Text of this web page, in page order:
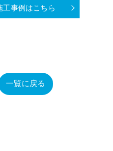
工事例はこちら
一覧に戻る